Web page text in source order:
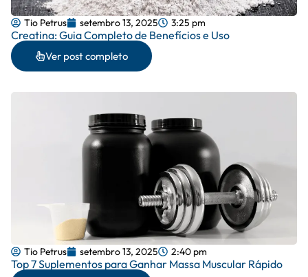
Tio Petrus setembro 13, 2025 3:25 pm
Creatina: Guia Completo de Benefícios e Uso
Ver post completo
Tio Petrus setembro 13, 2025 2:40 pm
Top 7 Suplementos para Ganhar Massa Muscular Rápido